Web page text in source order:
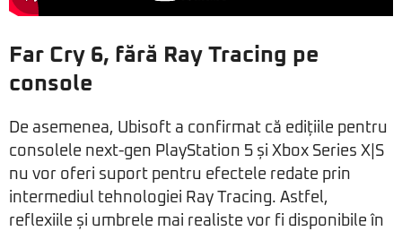
Far Cry 6, fără Ray Tracing pe
console
De asemenea, Ubisoft a confirmat că edițiile pentru
consolele next-gen PlayStation 5 și Xbox Series X|S
nu vor oferi suport pentru efectele redate prin
intermediul tehnologiei Ray Tracing. Astfel,
reflexiile și umbrele mai realiste vor fi disponibile în